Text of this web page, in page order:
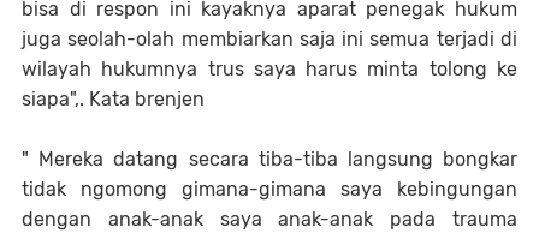
bisa di respon ini kayaknya aparat penegak hukum
juga seolah-olah membiarkan saja ini semua terjadi di
wilayah hukumnya trus saya harus minta tolong ke
siapa",. Kata brenjen
" Mereka datang secara tiba-tiba langsung bongkar
tidak ngomong gimana-gimana saya kebingungan
dengan anak-anak saya anak-anak pada trauma